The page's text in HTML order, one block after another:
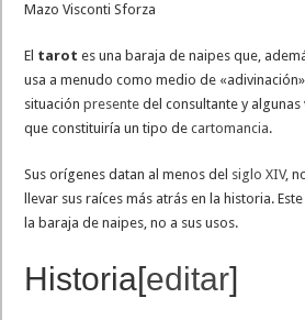
Mazo Visconti Sforza
El tarot es una baraja de naipes que,
usa a menudo como medio de
situaciónpresente del consultante y
que constituiría un tipo decartomancia.
Sus orígenes datan al menos del siglo XIV,
llevar sus raíces más atrás en la historia.
la baraja de naipes, no a sus usos.
Historia[editar]